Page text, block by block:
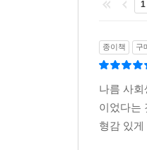
1
종이책 구
나름 사
이었다는
형감 있